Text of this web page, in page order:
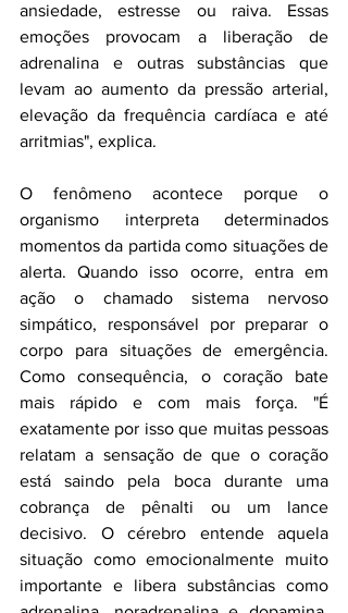
ansiedade, estresse ou raiva. Essas
emoções provocam a liberação de
adrenalina e outras substâncias que
levam ao aumento da pressão arterial,
elevação da frequência cardíaca e até
arritmias", explica.
O fenômeno acontece porque o
organismo interpreta determinados
momentos da partida como situações de
alerta. Quando isso ocorre, entra em
ação o chamado sistema nervoso
simpático, responsável por preparar o
corpo para situações de emergência.
Como consequência, o coração bate
mais rápido e com mais força. "É
exatamente por isso que muitas pessoas
relatam a sensação de que o coração
está saindo pela boca durante uma
cobrança de pênalti ou um lance
decisivo. O cérebro entende aquela
situação como emocionalmente muito
importante e libera substâncias como